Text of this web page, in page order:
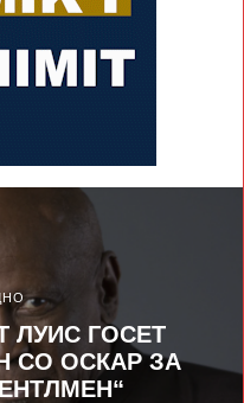
ЛУИС ГОСЕТ
СО ОСКАР ЗА